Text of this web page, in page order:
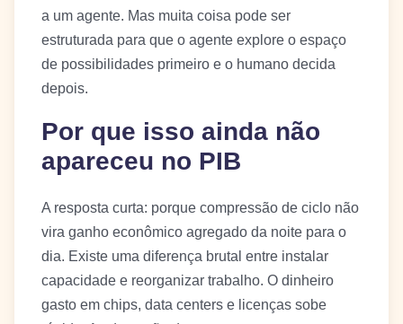
a um agente. Mas muita coisa pode ser
estruturada para que o agente explore o espaço
de possibilidades primeiro e o humano decida
depois.
Por que isso ainda não
apareceu no PIB
A resposta curta: porque compressão de ciclo não
vira ganho econômico agregado da noite para o
dia. Existe uma diferença brutal entre instalar
capacidade e reorganizar trabalho. O dinheiro
gasto em chips, data centers e licenças sobe